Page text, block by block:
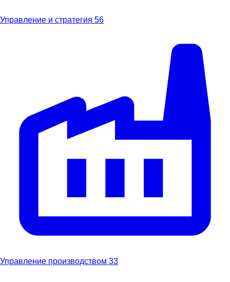
Управление и стратегия 56
Управление производством 33